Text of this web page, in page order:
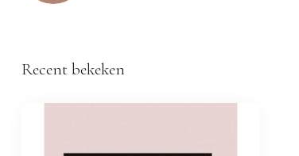
Recent bekeken